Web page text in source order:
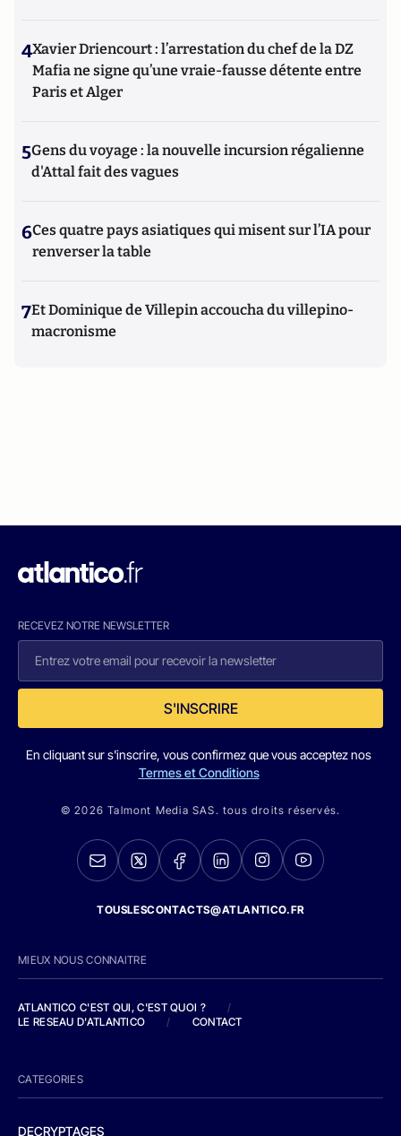
4Xavier Driencourt : l’arrestation du chef de la DZ
Mafia ne signe qu’une vraie-fausse détente entre
Paris et Alger
5Gens du voyage : la nouvelle incursion régalienne
d'Attal fait des vagues
6Ces quatre pays asiatiques qui misent sur l’IA pour
renverser la table
7Et Dominique de Villepin accoucha du villepino-
macronisme
RECEVEZ NOTRE NEWSLETTER
S'INSCRIRE
En cliquant sur s'inscrire, vous confirmez que vous acceptez nos
Termes et Conditions
© 2026 Talmont Media SAS. tous droits réservés.
TOUSLESCONTACTS@ATLANTICO.FR
MIEUX NOUS CONNAITRE
ATLANTICO C'EST QUI, C'EST QUOI ?
/
LE RESEAU D'ATLANTICO
/ CONTACT
CATEGORIES
DECRYPTAGES